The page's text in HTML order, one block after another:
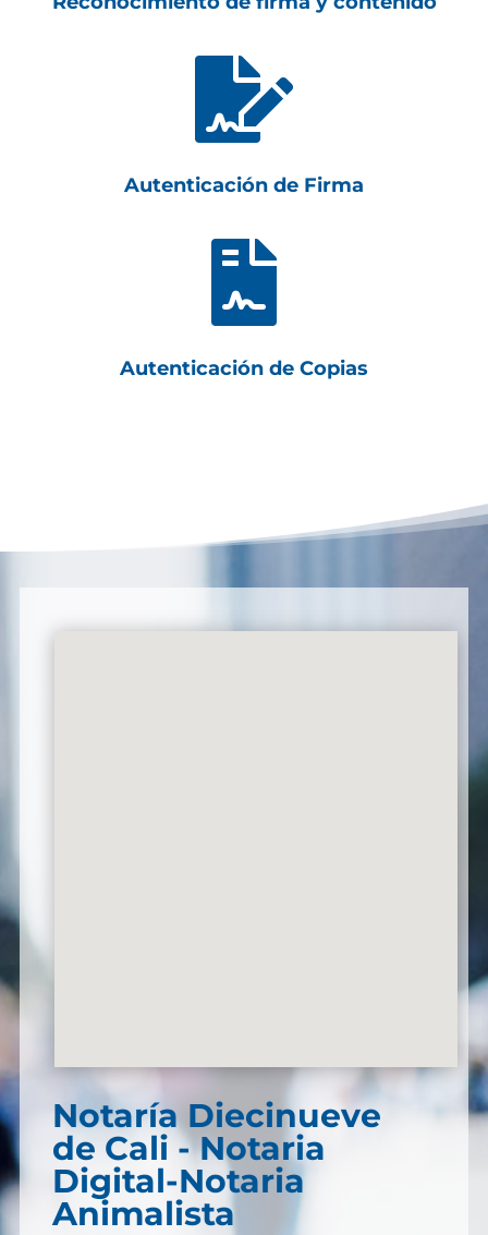

Autenticación de Firma

Autenticación de Copias
Notaría Diecinueve
de Cali - Notaria
Digital-Notaria
Animalista